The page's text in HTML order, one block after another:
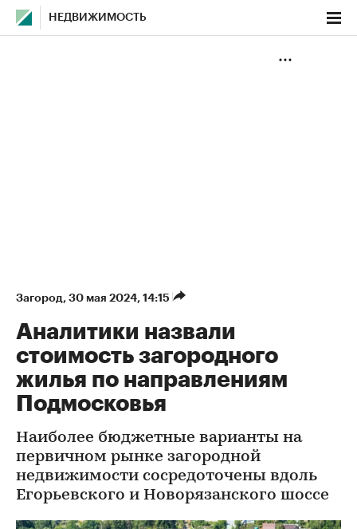
НЕДВИЖИМОСТЬ
Загород⁠, 30 мая 2024, 14:15
Аналитики назвали
стоимость загородного
жилья по направлениям
Подмосковья
Наиболее бюджетные варианты на
первичном рынке загородной
недвижимости сосредоточены вдоль
Егорьевского и Новорязанского шоссе